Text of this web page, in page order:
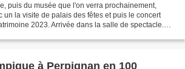
puis du musée que l'on verra prochainement,
un la visite de palais des fêtes et puis le concert
2023. Arrivée dans la salle de spectacle.
à Perpignan en 100